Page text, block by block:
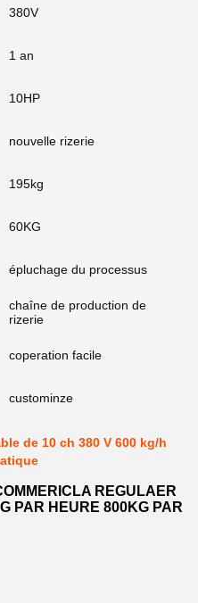
380V
1 an
10HP
nouvelle rizerie
195kg
60KG
épluchage du processus
chaîne de production de
rizerie
coperation facile
custominze
de 10 ch 380 V 600 kg/h
REGULAER
PAR HEURE 800KG PAR